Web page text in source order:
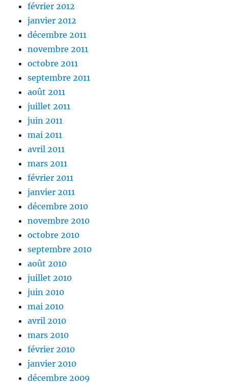
février 2012
janvier 2012
décembre 2011
novembre 2011
octobre 2011
septembre 2011
août 2011
juillet 2011
juin 2011
mai 2011
avril 2011
mars 2011
février 2011
janvier 2011
décembre 2010
novembre 2010
octobre 2010
septembre 2010
août 2010
juillet 2010
juin 2010
mai 2010
avril 2010
mars 2010
février 2010
janvier 2010
décembre 2009